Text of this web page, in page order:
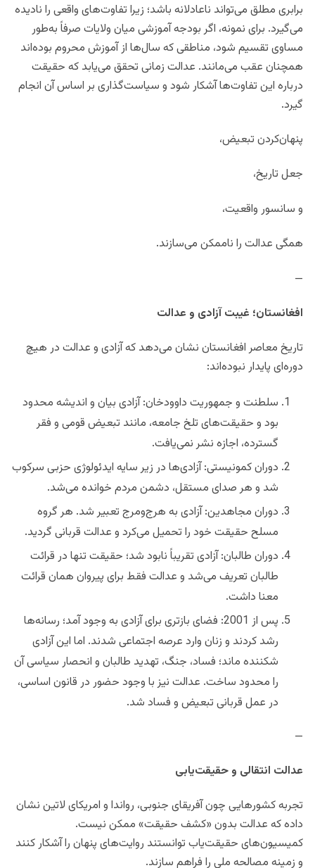
برابری مطلق می‌تواند ناعادلانه باشد؛ زیرا تفاوت‌های واقعی را نادیده
می‌گیرد. برای نمونه، اگر بودجه آموزشی میان ولایات صرفاً به‌طور
مساوی تقسیم شود، مناطقی که سال‌ها از آموزش محروم بوده‌اند
همچنان عقب می‌مانند. عدالت زمانی تحقق می‌یابد که حقیقت
درباره این تفاوت‌ها آشکار شود و سیاست‌گذاری بر اساس آن انجام
گیرد.
پنهان‌کردن تبعیض،
جعل تاریخ،
و سانسور واقعیت،
همگی عدالت را ناممکن می‌سازند.
—
افغانستان؛ غیبت آزادی و عدالت
تاریخ معاصر افغانستان نشان می‌دهد که آزادی و عدالت در هیچ
دوره‌ای پایدار نبوده‌اند:
سلطنت و جمهوریت داوودخان: آزادی بیان و اندیشه محدود
بود و حقیقت‌های تلخ جامعه، مانند تبعیض قومی و فقر
گسترده، اجازه نشر نمی‌یافت.
دوران کمونیستی: آزادی‌ها در زیر سایه ایدئولوژی حزبی سرکوب
شد و هر صدای مستقل، دشمن مردم خوانده می‌شد.
دوران مجاهدین: آزادی به هرج‌ومرج تعبیر شد. هر گروه
مسلح حقیقت خود را تحمیل می‌کرد و عدالت قربانی گردید.
دوران طالبان: آزادی تقریباً نابود شد؛ حقیقت تنها در قرائت
طالبان تعریف می‌شد و عدالت فقط برای پیروان همان قرائت
معنا داشت.
پس از 2001: فضای بازتری برای آزادی به وجود آمد؛ رسانه‌ها
رشد کردند و زنان وارد عرصه اجتماعی شدند. اما این آزادی
شکننده ماند؛ فساد، جنگ، تهدید طالبان و انحصار سیاسی آن
را محدود ساخت. عدالت نیز با وجود حضور در قانون اساسی،
در عمل قربانی تبعیض و فساد شد.
—
عدالت انتقالی و حقیقت‌یابی
تجربه کشورهایی چون آفریقای جنوبی، رواندا و امریکای لاتین نشان
داده که عدالت بدون «کشف حقیقت» ممکن نیست.
کمیسیون‌های حقیقت‌یاب توانستند روایت‌های پنهان را آشکار کنند
و زمینه مصالحه ملی را فراهم سازند.